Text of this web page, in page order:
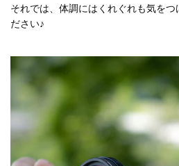
それでは、体調にはくれぐれも気をつ
ださい♪